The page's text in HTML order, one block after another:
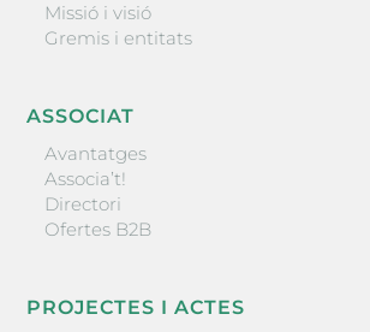
Missió i visió
Gremis i entitats
ASSOCIAT
Avantatges
Associa’t!
Directori
Ofertes B2B
PROJECTES I ACTES